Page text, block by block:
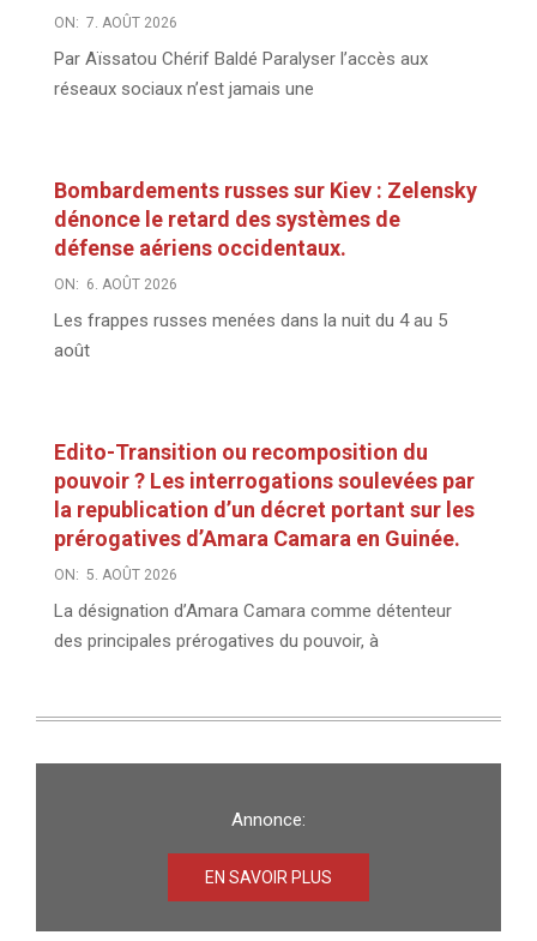
ON: 7. AOÛT 2026
Par Aïssatou Chérif Baldé Paralyser l’accès aux
réseaux sociaux n’est jamais une
Bombardements russes sur Kiev : Zelensky
dénonce le retard des systèmes de
défense aériens occidentaux.
ON: 6. AOÛT 2026
Les frappes russes menées dans la nuit du 4 au 5
août
Edito-Transition ou recomposition du
pouvoir ? Les interrogations soulevées par
la republication d’un décret portant sur les
prérogatives d’Amara Camara en Guinée.
ON: 5. AOÛT 2026
La désignation d’Amara Camara comme détenteur
des principales prérogatives du pouvoir, à
Annonce:
EN SAVOIR PLUS